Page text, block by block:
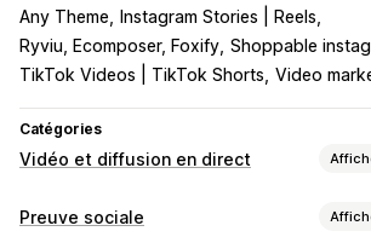
Any Theme
Instagram Stories | Reels
Ryviu, Ecomposer, Foxify Shoppable
TikTok Videos | TikTok Shorts Video
Catégories
Vidéo et diffusion en direct
Gestion des vidéos
Preuve sociale